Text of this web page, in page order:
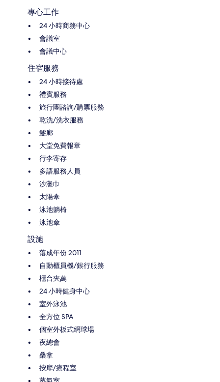
專心工作
24 小時商務中心
會議室
會議中心
住宿服務
24 小時接待處
禮賓服務
旅行團諮詢/購票服務
乾洗/洗衣服務
髮廊
大堂免費報章
行李寄存
多語服務人員
沙灘巾
太陽傘
泳池躺椅
泳池傘
設施
落成年份 2011
自動櫃員機/銀行服務
櫃台夾萬
24 小時健身中心
室外泳池
全方位 SPA
個室外板式網球場
夜總會
桑拿
按摩/療程室